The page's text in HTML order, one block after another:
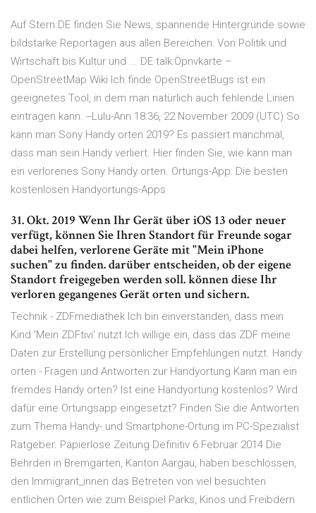
Auf Stern.DE finden Sie News, spannende Hintergründe sowie
bildstarke Reportagen aus allen Bereichen: Von Politik und
Wirtschaft bis Kultur und ... DE talk:Öpnvkarte –
OpenStreetMap Wiki Ich finde OpenStreetBugs ist ein
geeignetes Tool, in dem man natürlich auch fehlende Linien
eintragen kann. --Lulu-Ann 18:36, 22 November 2009 (UTC) So
kann man Sony Handy orten 2019? Es passiert manchmal,
dass man sein Handy verliert. Hier finden Sie, wie kann man
ein verlorenes Sony Handy orten. Ortungs-App: Die besten
kostenlosen Handyortungs-Apps
31. Okt. 2019 Wenn Ihr Gerät über iOS 13 oder neuer
verfügt, können Sie Ihren Standort für Freunde sogar
dabei helfen, verlorene Geräte mit "Mein iPhone
suchen" zu finden. darüber entscheiden, ob der eigene
Standort freigegeben werden soll. können diese Ihr
verloren gegangenes Gerät orten und sichern.
Technik - ZDFmediathek Ich bin einverstanden, dass mein
Kind 'Mein ZDFtivi' nutzt Ich willige ein, dass das ZDF meine
Daten zur Erstellung persönlicher Empfehlungen nutzt. Handy
orten - Fragen und Antworten zur Handyortung Kann man ein
fremdes Handy orten? Ist eine Handyortung kostenlos? Wird
dafür eine Ortungsapp eingesetzt? Finden Sie die Antworten
zum Thema Handy- und Smartphone-Ortung im PC-Spezialist
Ratgeber. Papierlose Zeitung Definitiv 6 Februar 2014 Die
Behrden in Bremgarten, Kanton Aargau, haben beschlossen,
den Immigrant_innen das Betreten von viel besuchten
entlichen Orten wie zum Beispiel Parks, Kinos und Freibdern